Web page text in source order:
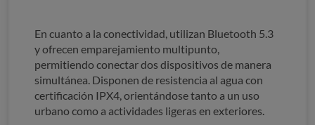
En cuanto a la conectividad, utilizan Bluetooth 5.3
y ofrecen emparejamiento multipunto,
permitiendo conectar dos dispositivos de manera
simultánea. Disponen de resistencia al agua con
certificación IPX4, orientándose tanto a un uso
urbano como a actividades ligeras en exteriores.